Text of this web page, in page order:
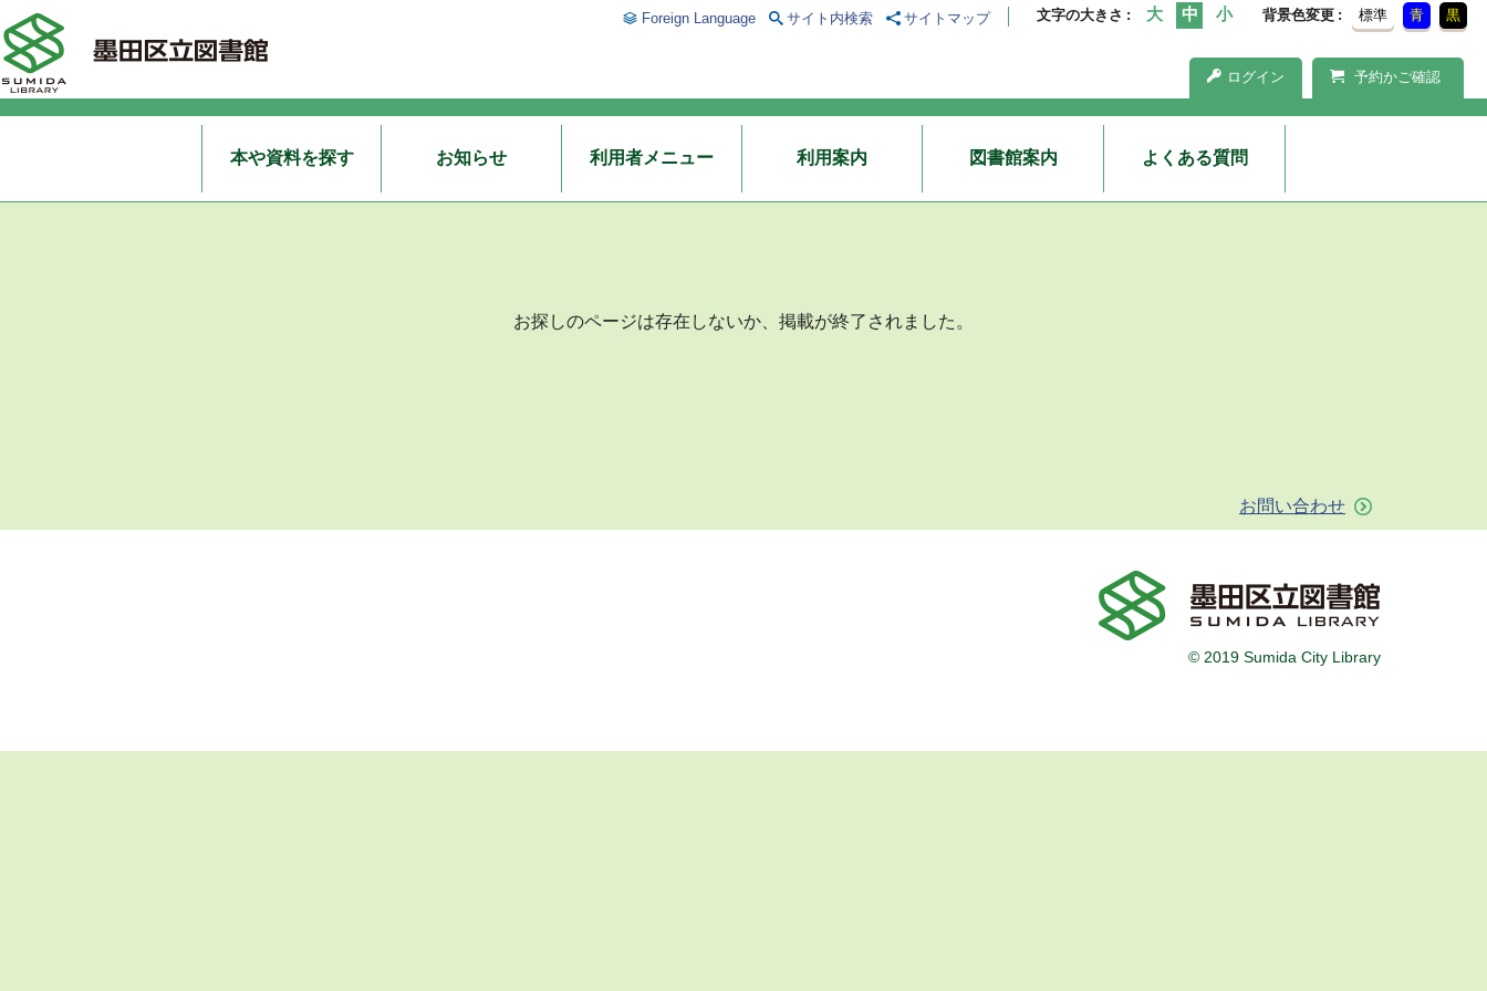
文字の大きさ 背景色変更 標準 青 黒
ログイン 予約かご確認
Foreign Language サイト内検索 サイトマップ
本や資料を探す お知らせ 利用者メニュー 利用案内 図書館案内 よくある質問
お探しのページは存在しないか、掲載が終了されました。
お問い合わせ
© 2019 Sumida City Library